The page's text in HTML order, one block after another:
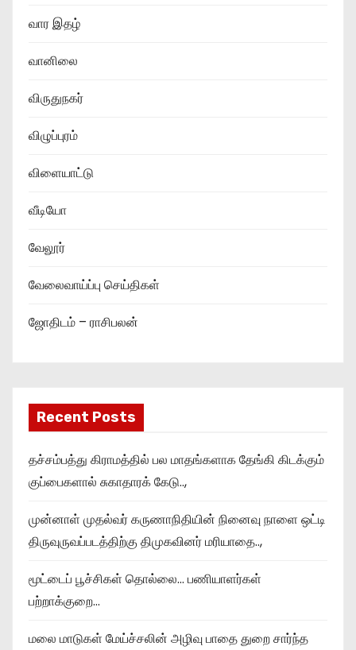
வார இதழ்
வானிலை
விருதுநகர்
விழுப்புரம்
விளையாட்டு
வீடியோ
வேலூர்
வேலைவாய்ப்பு செய்திகள்
ஜோதிடம் – ராசிபலன்
Recent Posts
தச்சம்பத்து கிராமத்தில் பல மாதங்களாக தேங்கி கிடக்கும்
குப்பைகளால் சுகாதாரக் கேடு..,
முன்னாள் முதல்வர் கருணாநிதியின் நினைவு நாளை ஒட்டி
திருவுருவப்படத்திற்கு திமுகவினர் மரியாதை..,
மூட்டைப் பூச்சிகள் தொல்லை… பணியாளர்கள்
பற்றாக்குறை…
மலை மாடுகள் மேய்ச்சலின் அழிவு பாதை துறை சார்ந்த